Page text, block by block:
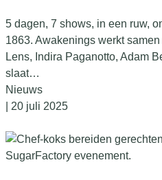
5 dagen, 7 shows, in een ruw,
1863. Awakenings werkt
Lens, Indira Paganotto, Adam
slaat…
Nieuws
| 20 juli 2025